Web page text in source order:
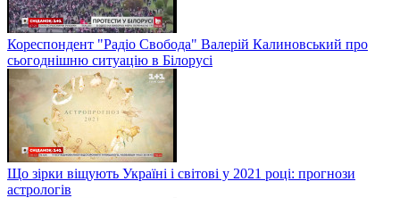
Кореспондент "Радіо Свобода" Валерій Калиновський про
сьогоднішню ситуацію в Білорусі
Що зірки віщують Україні і світові у 2021 році: прогнози
астрологів